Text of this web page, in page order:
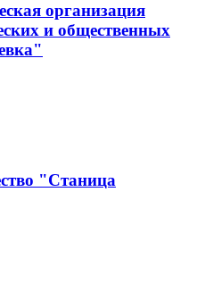
организация
и общественных
"Станица